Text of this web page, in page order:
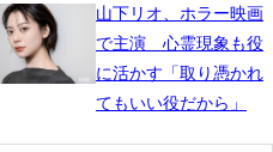
山下リオ、ホラー映画
で主演 心霊現象も役
に活かす「取り憑かれ
てもいい役だから」